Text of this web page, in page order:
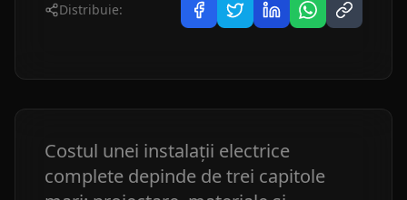
Distribuie:
Costul unei instalații electrice
complete depinde de trei capitole